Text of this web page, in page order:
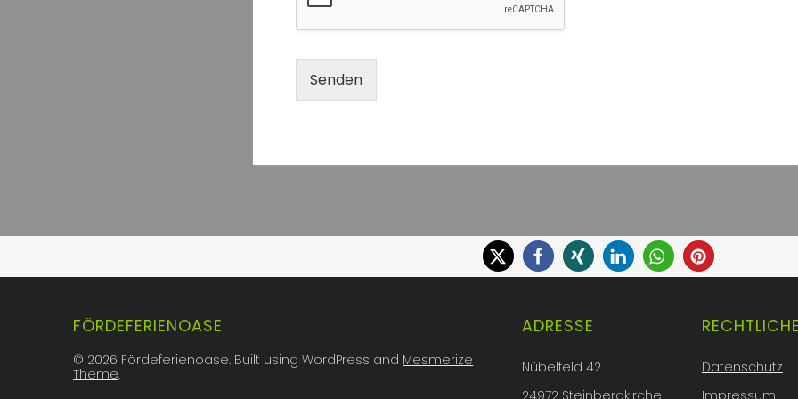
Senden
FÖRDEFERIENOASE
© 2026 Fördeferienoase. Built using WordPress and Mesmerize
Theme.
ADRESSE
Nübelfeld 42
24972 Steinbergkirche
Datenschutz
Impressum